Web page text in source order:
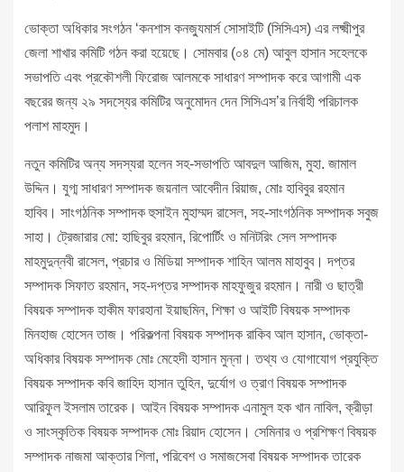
ভোক্তা অধিকার সংগঠন ‘কনশাস কনজ্যুমার্স সোসাইটি (সিসিএস) এর লক্ষ্মীপুর
জেলা শাখার কমিটি গঠন করা হয়েছে। সোমবার (০৪ মে) আবুল হাসান সহেলকে
সভাপতি এবং প্রকৌশলী ফিরোজ আলমকে সাধারণ সম্পাদক করে আগামী এক
বছরের জন্য ২৯ সদস্যের কমিটির অনুমোদন দেন সিসিএস’র নির্বাহী পরিচালক
পলাশ মাহমুদ।
নতুন কমিটির অন্য সদস্যরা হলেন সহ-সভাপতি আবদুল আজিম, মুহা. জামাল
উদ্দিন। যুগ্ম সাধারণ সম্পাদক জয়নাল আবেদীন রিয়াজ, মোঃ হাবিবুর রহমান
হাবিব। সাংগঠনিক সম্পাদক হুসাইন মুহাম্মদ রাসেল, সহ-সাংগঠনিক সম্পাদক সবুজ
সাহা। ট্রেজারার মো: হাছিবুর রহমান, রিপোর্টিং ও মনিটরিং সেল সম্পাদক
মাহমুদুন্নবী রাসেল, প্রচার ও মিডিয়া সম্পাদক শাহিন আলম মাহাবুব। দপ্তর
সম্পাদক সিফাত রহমান, সহ-দপ্তর সম্পাদক মাহফুজুর রহমান। নারী ও ছাত্রী
বিষয়ক সম্পাদক হাকীম ফারহানা ইয়াছমিন, শিক্ষা ও আইটি বিষয়ক সম্পাদক
মিনহাজ হোসেন তাজ। পরিকল্পনা বিষয়ক সম্পাদক রাকিব আল হাসান, ভোক্তা-
অধিকার বিষয়ক সম্পাদক মোঃ মেহেদী হাসান মুন্না। তথ্য ও যোগাযোগ প্রযুক্তি
বিষয়ক সম্পাদক কবি জাহিদ হাসান তুহিন, দুর্যোগ ও ত্রাণ বিষয়ক সম্পাদক
আরিফুল ইসলাম তারেক। আইন বিষয়ক সম্পাদক এনামুল হক খান নাবিল, ক্রীড়া
ও সাংস্কৃতিক বিষয়ক সম্পাদক মোঃ রিয়াদ হোসেন। সেমিনার ও প্রশিক্ষণ বিষয়ক
সম্পাদক নাজমা আক্তার শিলা, পরিবেশ ও সমাজসেবা বিষয়ক সম্পাদক তারেক